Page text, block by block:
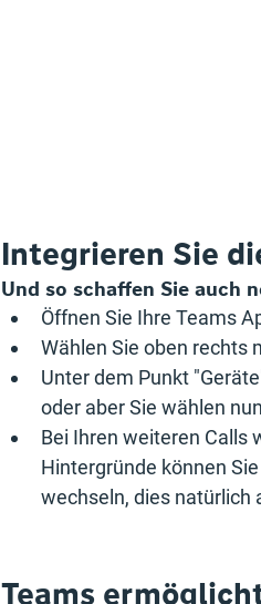
Integrieren Sie
Und so schaffen Sie auch
Öffnen Sie Ihre Teams
Wählen Sie oben rechts
Unter dem Punkt
oder aber Sie wählen
Bei Ihren weiteren Calls
Hintergründe können
wechseln, dies natürlich
Teams